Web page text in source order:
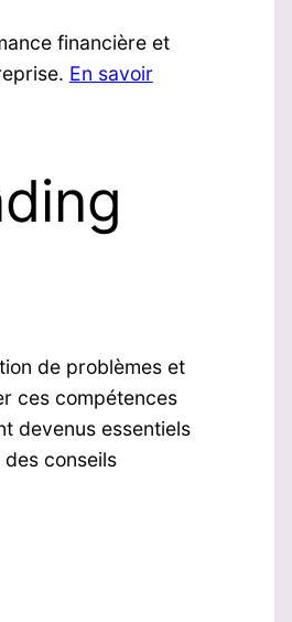
financière et
En savoir
de problèmes et
ces compétences
devenus essentiels
conseils